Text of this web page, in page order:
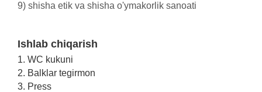
9) shisha etik va shisha o'ymakorlik sanoati
Ishlab chiqarish
1. WC kukuni
2. Balklar tegirmon
3. Press